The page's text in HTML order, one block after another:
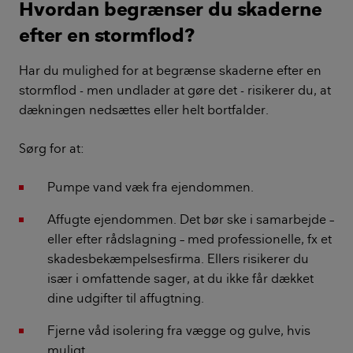
Hvordan begrænser du skaderne
efter en stormflod?
Har du mulighed for at begrænse skaderne efter en
stormflod - men undlader at gøre det - risikerer du, at
dækningen nedsættes eller helt bortfalder.
Sørg for at:
Pumpe vand væk fra ejendommen.
Affugte ejendommen. Det bør ske i samarbejde –
eller efter rådslagning – med professionelle, fx et
skadesbekæmpelsesfirma. Ellers risikerer du
især i omfattende sager, at du ikke får dækket
dine udgifter til affugtning.
Fjerne våd isolering fra vægge og gulve, hvis